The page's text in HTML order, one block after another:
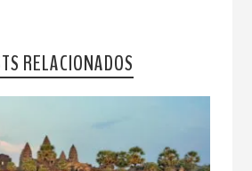
RELACIONADOS